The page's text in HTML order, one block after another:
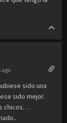
ago
sido una
sido mejor.
chicos…